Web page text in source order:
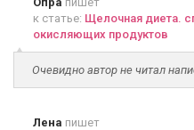
к статье: Щелочная диета.
окисляющих продуктов
Очевидно автор не читал
Лена пишет